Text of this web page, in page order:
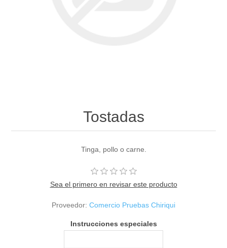
Tostadas
Tinga, pollo o carne.
Sea el primero en revisar este producto
Proveedor: Comercio Pruebas Chiriqui
Instrucciones especiales